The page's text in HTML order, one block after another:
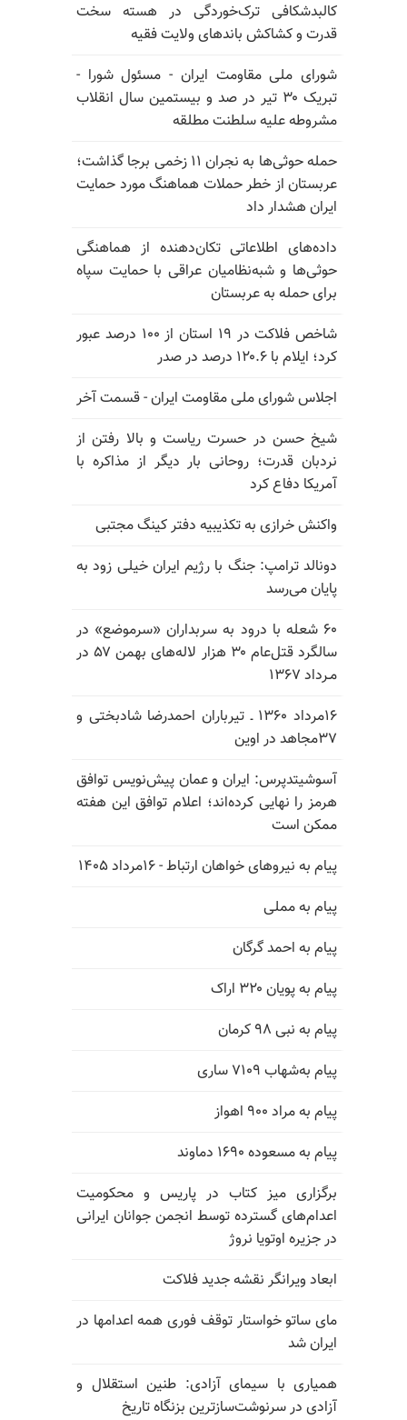
کالبدشکافی ترک‌خوردگی در هسته سخت
قدرت و کشاکش باندهای ولایت فقیه
شورای ملی مقاومت ایران - مسئول شورا -
تبریک ۳۰ تیر در صد و بیستمین سال انقلاب
مشروطه علیه سلطنت مطلقه
حمله حوثی‌ها به نجران ۱۱ زخمی برجا گذاشت؛
عربستان از خطر حملات هماهنگ مورد حمایت
ایران هشدار داد
داده‌های اطلاعاتی تکان‌دهنده از هماهنگی
حوثی‌ها و شبه‌نظامیان عراقی با حمایت سپاه
برای حمله به عربستان
شاخص فلاکت در ۱۹ استان از ۱۰۰ درصد عبور
کرد؛ ایلام با ۱۲۰.۶ درصد در صدر
اجلاس شورای ملی مقاومت ایران - قسمت آخر
شیخ حسن در حسرت ریاست و بالا رفتن از
نردبان قدرت؛ روحانی بار دیگر از مذاکره با
آمریکا دفاع کرد
واکنش خرازی به تکذیبیه دفتر کینگ مجتبی
دونالد ترامپ: جنگ با رژیم ایران خیلی زود به
پایان می‌رسد
۶۰ شعله با درود به سربداران «سرموضع» در
سالگرد قتل‌عام ۳۰ هزار لاله‌های بهمن ۵۷ در
مـرداد ۱۳۶۷
۱۶مرداد ۱۳۶۰ ـ تیرباران احمدرضا شادبختی و
۳۷مجاهد در اوین
آسوشیتدپرس: ایران و عمان پیش‌نویس توافق
هرمز را نهایی کرده‌اند؛ اعلام توافق این هفته
ممکن است
پیام به نیروهای خواهان ارتباط - ۱۶مرداد ۱۴۰۵
پیام به مملی
پیام به احمد گرگان
پیام به پویان ۳۲۰ اراک
پیام به نبی ۹۸ کرمان
پیام به‌شهاب ۷۱۰۹ ساری
پیام به مراد ۹۰۰ اهواز
پیام به مسعوده ۱۶۹۰ دماوند
برگزاری میز کتاب در پاریس و محکومیت
اعدام‌های گسترده توسط انجمن جوانان ایرانی
در جزیره اوتویا نروژ
ابعاد ویرانگر نقشه جدید فلاکت
مای ساتو خواستار توقف فوری همه اعدامها در
ایران شد
همیاری با سیمای آزادی: طنین استقلال و
آزادی در سرنوشت‌سازترین بزنگاه تاریخ